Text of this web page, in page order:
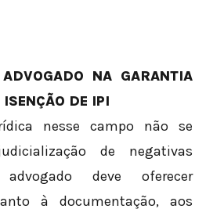
NA GARANTIA
DE IPI
nesse campo não se
de negativas
deve oferecer
à documentação, aos